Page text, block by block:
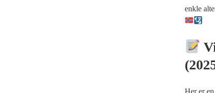
enkle
Her er